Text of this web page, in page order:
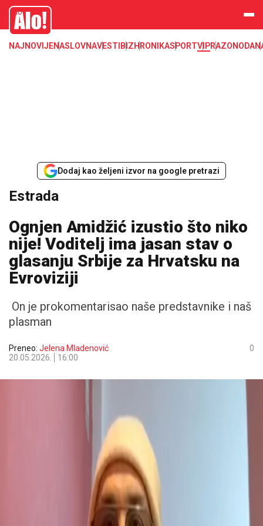
Estrada, poznati, VIP
Alo
NAJNOVIJENASLOVNAVESTI BIZHRONIKASPORTVIPRAZONODA
Dodaj kao željeni izvor na google pretrazi
Estrada
Ognjen Amidžić izustio što niko
nije! Voditelj ima jasan stav o
glasanju Srbije za Hrvatsku na
Evroviziji
On je prokomentarisao naše predstavnike i naš
plasman
Preneo: Jelena Mladenović
20.05.2026.
16:00
0